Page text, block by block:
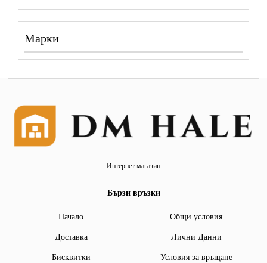
Марки
Интернет магазин
Бързи връзки
Начало Общи условия
Доставка Лични Данни
Бисквитки Условия за връщане